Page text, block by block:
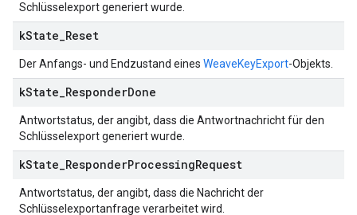
Schlüsselexport generiert wurde.
kState Reset
Der Anfangs- und Endzustand eines WeaveKeyExport-Objekts.
kState ResponderDone
Antwortstatus, der angibt, dass die Antwortnachricht für den
Schlüsselexport generiert wurde.
kState ResponderProcessingRequest
Antwortstatus, der angibt, dass die Nachricht der
Schlüsselexportanfrage verarbeitet wird.